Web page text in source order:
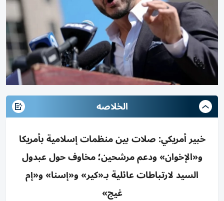
الخلاصه
خبير أمريكي: صلات بين منظمات إسلامية بأمريكا
و«الإخوان» ودعم مرشحين؛ مخاوف حول عبدول
السيد لارتباطات عائلية بـ«كير» و«إسنا» و«إم
غيج»